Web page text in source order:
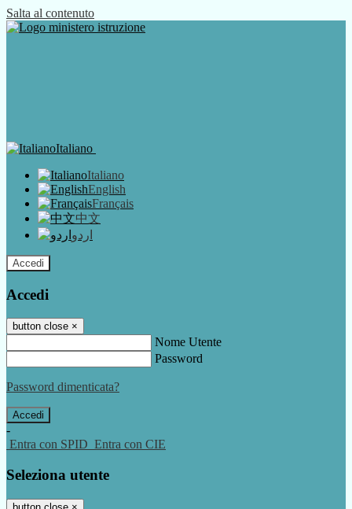
Salta al contenuto
Italiano
Italiano
English
Français
中文
اردو
Accedi
Accedi
button close ×
Nome Utente
Password
Password dimenticata?
-
Entra con SPID Entra con CIE
Seleziona utente